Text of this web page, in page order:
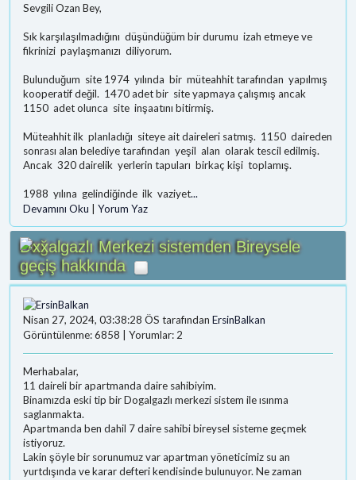
Sevgili Ozan Bey,
Sık karşılaşılmadığını düşündüğüm bir durumu izah etmeye ve
fikrinizi paylaşmanızı diliyorum.
Bulunduğum site 1974 yılında bir müteahhit tarafından yapılmış
kooperatif değil. 1470 adet bir site yapmaya çalışmış ancak
1150 adet olunca site inşaatını bitirmiş.
Müteahhit ilk planladığı siteye ait daireleri satmış. 1150 daireden
sonrası alan belediye tarafından yeşil alan olarak tescil edilmiş.
Ancak 320 dairelik yerlerin tapuları birkaç kişi toplamış.
1988 yılına gelindiğinde ilk vaziyet...
Devamını Oku
Yorum Yaz
Doğalgazlı Merkezi sistemden Bireysele
geçiş hakkında
Nisan 27, 2024, 03:38:28 ÖS tarafından ErsinBalkan
Görüntülenme: 6858 | Yorumlar: 2
Merhabalar,
11 daireli bir apartmanda daire sahibiyim.
Binamızda eski tip bir Dogalgazlı merkezi sistem ile ısınma
saglanmakta.
Apartmanda ben dahil 7 daire sahibi bireysel sisteme geçmek
istiyoruz.
Lakin şöyle bir sorunumuz var apartman yöneticimiz su an
yurtdışında ve karar defteri kendisinde bulunuyor. Ne zaman